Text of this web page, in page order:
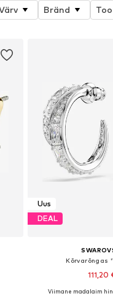
Bränd
Uus
DEAL
Kõrvarõngas
111,20
Saadaolevad
Viimane madalaim